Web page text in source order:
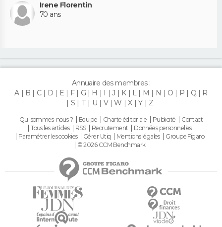
Irene Florentin
70 ans
Annuaire des membres :
A
B C D E F G H I J K L M N O P Q
R
S
T U V W X Y Z
Qui sommes-nous ? Equipe Charte éditoriale Publicité
Contact
Tous les articles
RSS Recrutement
Données personnelles
Paramétrer les cookies
Gérer Utiq Mentions légales
Groupe Figaro
© 2026 CCM Benchmark